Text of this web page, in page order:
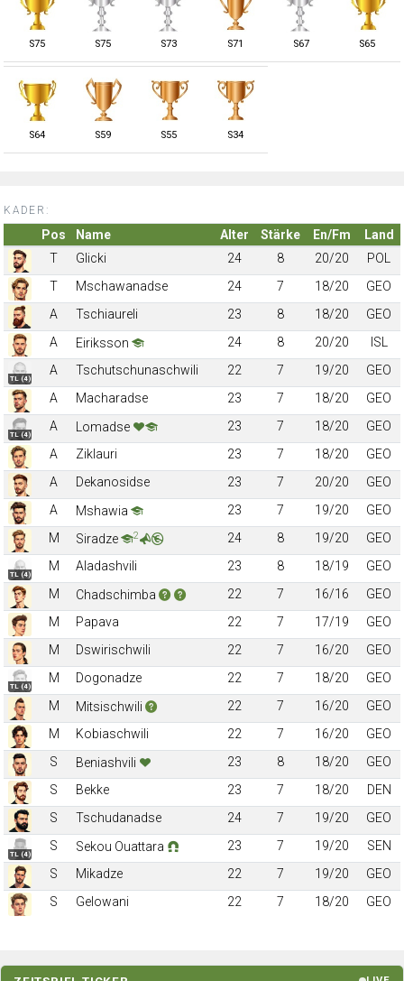
S75 S75 S73 S71 S67 S65
S64 S59 S55 S34
KADER:
Pos Name Alter Stärke En/Fm
Land
T
Glicki 24 8 20/20
POL
T
Mschawanadse 24 7 18/20
GEO
A
Tschiaureli 23 8 18/20
GEO
A
Eiriksson 24 8 20/20 ISL
TL (4)
A Tschutschunaschwili 22 7 19/20
GEO
A
Macharadse 23 7 18/20 GEO
TL (4)
A Lomadse 23 7 18/20
GEO
A
Ziklauri 23 7 18/20
GEO
A
Dekanosidse 23 7 20/20
GEO
A
Mshawia 23 7 19/20
GEO
M
Siradze 2 24 8 19/20 GEO
TL (4)
M Aladashvili 23 8 18/19
GEO
M
Chadschimba 22 7 16/16
GEO
M
Papava 22 7 17/19
GEO
M
Dswirischwili 22 7 16/20 GEO
TL (4)
M Dogonadze 22 7 18/20
GEO
M
Mitsischwili 22 7 16/20
GEO
M
Kobiaschwili 22 7 16/20
GEO
S
Beniashvili 23 8 18/20
GEO
S
Bekke 23 7 18/20
DEN
S
Tschudanadse 24 7 19/20 GEO
TL (4)
S Sekou Ouattara 23 7 19/20
SEN
S
Mikadze 22 7 19/20
GEO
S
Gelowani 22 7 18/20 GEO